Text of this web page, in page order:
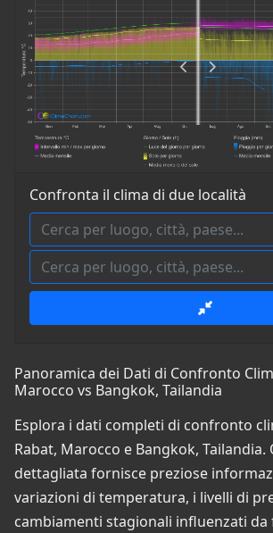
Confronta il clima di due località
Panoramica dei Dati di Confronto
Marocco vs Bangkok, Tailandia
Esplora i dati completi di confronto
Rabat, Marocco e Bangkok, Tailandia.
dettagliata fornisce preziose
variazioni di temperatura, i livelli di
cambiamenti stagionali influenzati